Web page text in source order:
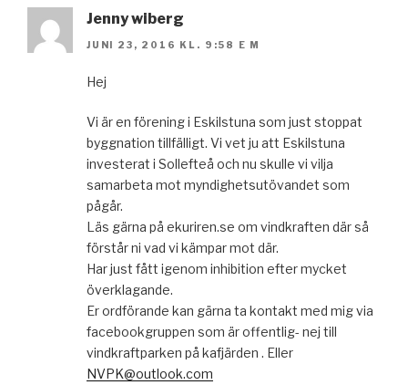
Jenny wiberg
JUNI 23, 2016 KL. 9:58 E M
Hej
Vi är en förening i Eskilstuna som just stoppat
byggnation tillfälligt. Vi vet ju att Eskilstuna
investerat i Sollefteå och nu skulle vi vilja
samarbeta mot myndighetsutövandet som
pågår.
Läs gärna på ekuriren.se om vindkraften där så
förstår ni vad vi kämpar mot där.
Har just fått igenom inhibition efter mycket
överklagande.
Er ordförande kan gärna ta kontakt med mig via
facebookgruppen som är offentlig- nej till
vindkraftparken på kafjärden . Eller
NVPK@outlook.com